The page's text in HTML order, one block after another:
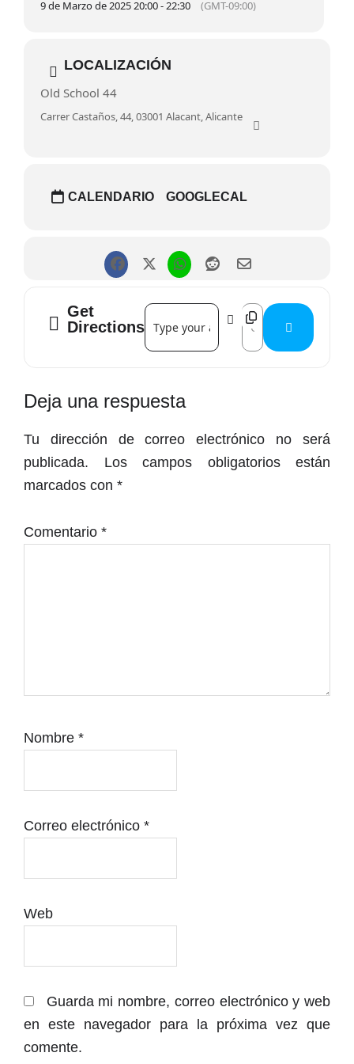
9 de Marzo de 2025 20:00 - 22:30 (GMT-09:00)
LOCALIZACIÓN
Old School 44
Carrer Castaños, 44, 03001 Alacant, Alicante
CALENDARIO GOOGLECAL
Get
Directions
Address - Open Mic []Destination Address
Interacciones
con
los
lectores
Deja una respuesta
Tu dirección de correo electrónico no será
publicada.
Los campos obligatorios están
marcados con *
Comentario *
Nombre *
Correo electrónico *
Web
Guarda mi nombre, correo electrónico y web
en este navegador para la próxima vez que
comente.